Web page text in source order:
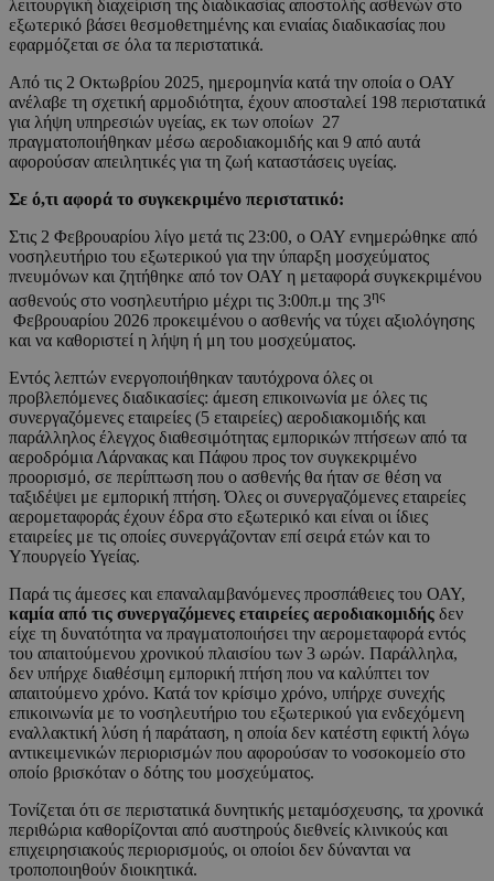
λειτουργική διαχείριση της διαδικασίας αποστολής ασθενών στο
εξωτερικό βάσει θεσμοθετημένης και ενιαίας διαδικασίας που
εφαρμόζεται σε όλα τα περιστατικά.
Από τις 2 Οκτωβρίου 2025, ημερομηνία κατά την οποία ο ΟΑΥ
ανέλαβε τη σχετική αρμοδιότητα, έχουν αποσταλεί 198 περιστατικά
για λήψη υπηρεσιών υγείας, εκ των οποίων 27
πραγματοποιήθηκαν μέσω αεροδιακομιδής και 9 από αυτά
αφορούσαν απειλητικές για τη ζωή καταστάσεις υγείας.
Σε ό,τι αφορά το συγκεκριμένο περιστατικό:
Στις 2 Φεβρουαρίου λίγο μετά τις 23:00, ο ΟΑΥ ενημερώθηκε από
νοσηλευτήριο του εξωτερικού για την ύπαρξη μοσχεύματος
πνευμόνων και ζητήθηκε από τον ΟΑΥ η μεταφορά συγκεκριμένου
ασθενούς στο νοσηλευτήριο μέχρι τις 3:00π.μ της 3ης
Φεβρουαρίου 2026 προκειμένου ο ασθενής να τύχει αξιολόγησης
και να καθοριστεί η λήψη ή μη του μοσχεύματος.
Εντός λεπτών ενεργοποιήθηκαν ταυτόχρονα όλες οι
προβλεπόμενες διαδικασίες: άμεση επικοινωνία με όλες τις
συνεργαζόμενες εταιρείες (5 εταιρείες) αεροδιακομιδής και
παράλληλος έλεγχος διαθεσιμότητας εμπορικών πτήσεων από τα
αεροδρόμια Λάρνακας και Πάφου προς τον συγκεκριμένο
προορισμό, σε περίπτωση που ο ασθενής θα ήταν σε θέση να
ταξιδέψει με εμπορική πτήση. Όλες οι συνεργαζόμενες εταιρείες
αερομεταφοράς έχουν έδρα στο εξωτερικό και είναι οι ίδιες
εταιρείες με τις οποίες συνεργάζονταν επί σειρά ετών και το
Υπουργείο Υγείας.
Παρά τις άμεσες και επαναλαμβανόμενες προσπάθειες του ΟΑΥ,
καμία από τις συνεργαζόμενες εταιρείες αεροδιακομιδής δεν
είχε τη δυνατότητα να πραγματοποιήσει την αερομεταφορά εντός
του απαιτούμενου χρονικού πλαισίου των 3 ωρών. Παράλληλα,
δεν υπήρχε διαθέσιμη εμπορική πτήση που να καλύπτει τον
απαιτούμενο χρόνο. Κατά τον κρίσιμο χρόνο, υπήρχε συνεχής
επικοινωνία με το νοσηλευτήριο του εξωτερικού για ενδεχόμενη
εναλλακτική λύση ή παράταση, η οποία δεν κατέστη εφικτή λόγω
αντικειμενικών περιορισμών που αφορούσαν το νοσοκομείο στο
οποίο βρισκόταν ο δότης του μοσχεύματος.
Τονίζεται ότι σε περιστατικά δυνητικής μεταμόσχευσης, τα χρονικά
περιθώρια καθορίζονται από αυστηρούς διεθνείς κλινικούς και
επιχειρησιακούς περιορισμούς, οι οποίοι δεν δύνανται να
τροποποιηθούν διοικητικά.